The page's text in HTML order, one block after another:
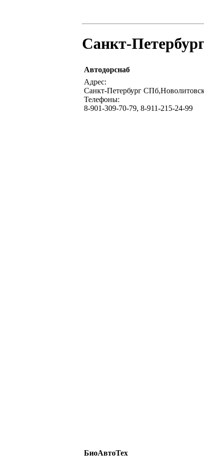
Санкт-
Автодорснаб
Адрес:
Санкт-Петербург
Телефоны:
8-901-309-70-79, 8-911-215-24-99
БиоАвтоТех